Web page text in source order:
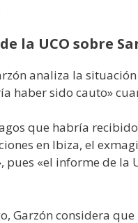
la UCO sobre
analiza la
haber sido cauto»
que habría
en Ibiza, el
pues «el informe de la
Garzón considera